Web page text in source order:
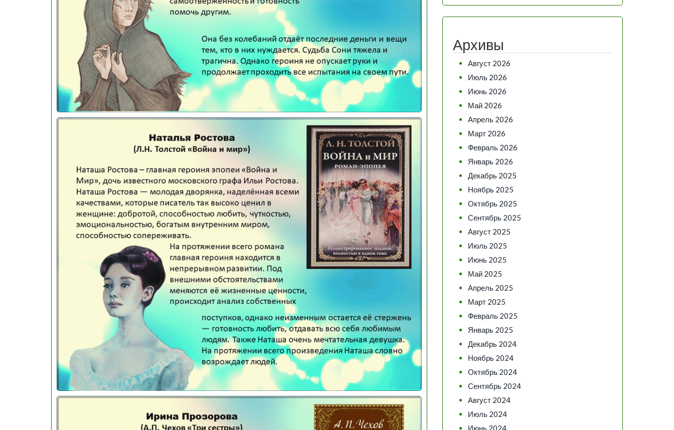
Архивы
Август 2026
Июль 2026
Июнь 2026
Май 2026
Апрель 2026
Март 2026
Февраль 2026
Январь 2026
Декабрь 2025
Ноябрь 2025
Октябрь 2025
Сентябрь 2025
Август 2025
Июль 2025
Июнь 2025
Май 2025
Апрель 2025
Март 2025
Февраль 2025
Январь 2025
Декабрь 2024
Ноябрь 2024
Октябрь 2024
Сентябрь 2024
Август 2024
Июль 2024
Июнь 2024